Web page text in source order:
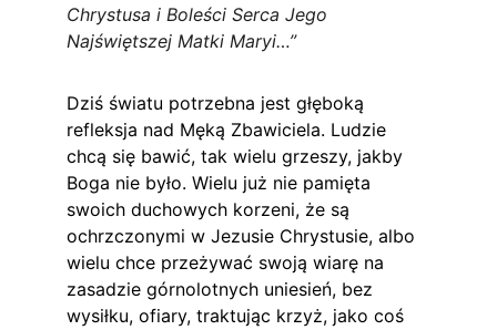
Chrystusa i Boleści Serca Jego
Najświętszej Matki Maryi…”
Dziś światu potrzebna jest głęboką
refleksja nad Męką Zbawiciela. Ludzie
chcą się bawić, tak wielu grzeszy, jakby
Boga nie było. Wielu już nie pamięta
swoich duchowych korzeni, że są
ochrzczonymi w Jezusie Chrystusie, albo
wielu chce przeżywać swoją wiarę na
zasadzie górnolotnych uniesień, bez
wysiłku, ofiary, traktując krzyż, jako coś